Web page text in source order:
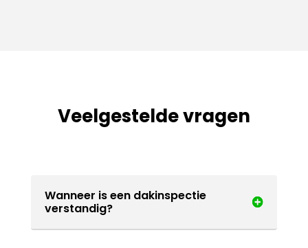
Veelgestelde vragen
Wanneer is een dakinspectie
verstandig?